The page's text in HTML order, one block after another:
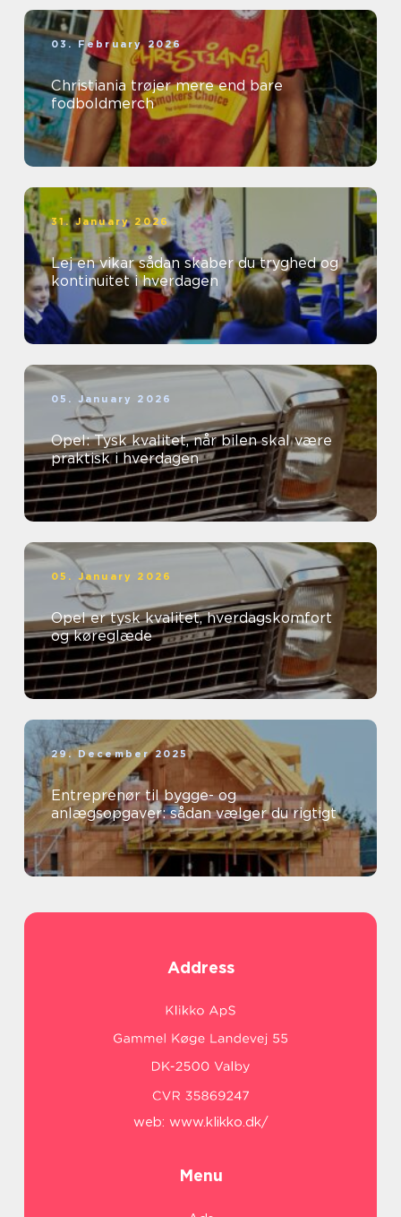
03. February 2026
Christiania trøjer mere end bare
fodboldmerch
31. January 2026
Lej en vikar sådan skaber du tryghed og
kontinuitet i hverdagen
05. January 2026
Opel: Tysk kvalitet, når bilen skal være
praktisk i hverdagen
05. January 2026
Opel er tysk kvalitet, hverdagskomfort
og køreglæde
29. December 2025
Entreprenør til bygge- og
anlægsopgaver: sådan vælger du rigtigt
Address
web: www.klikko.dk/
Menu